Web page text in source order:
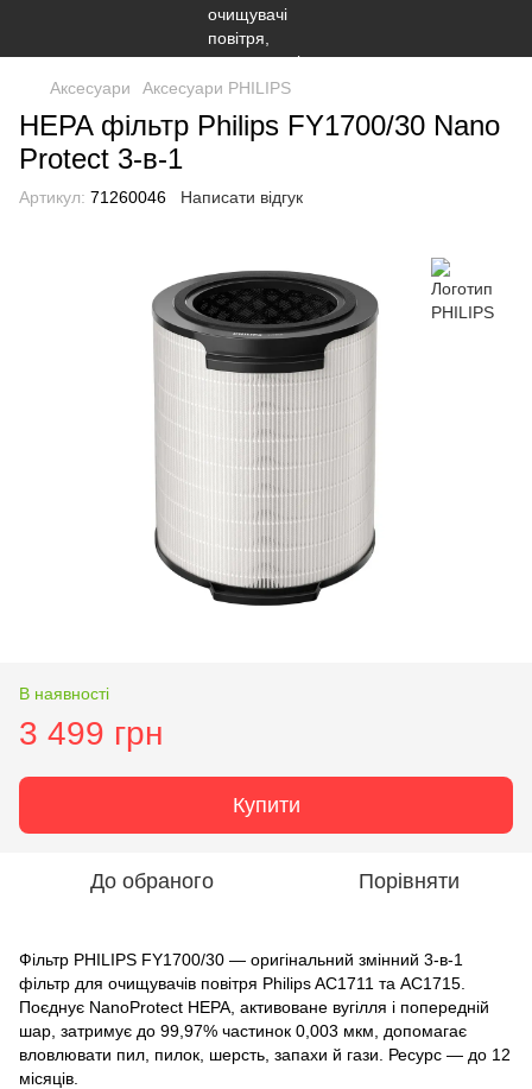
Аксесуари Аксесуари PHILIPS
HEPA фільтр Philips FY1700/30 Nano
Protect 3-в-1
Артикул: 71260046 Написати відгук
В наявності
3 499 грн
Купити
До обраного Порівняти
Фільтр PHILIPS FY1700/30 — оригінальний змінний 3-в-1
фільтр для очищувачів повітря Philips AC1711 та AC1715.
Поєднує NanoProtect HEPA, активоване вугілля і попередній
шар, затримує до 99,97% частинок 0,003 мкм, допомагає
вловлювати пил, пилок, шерсть, запахи й гази. Ресурс — до 12
місяців.